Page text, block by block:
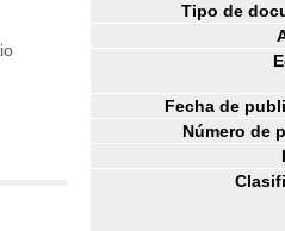
Tipo de
Fecha de
Número de